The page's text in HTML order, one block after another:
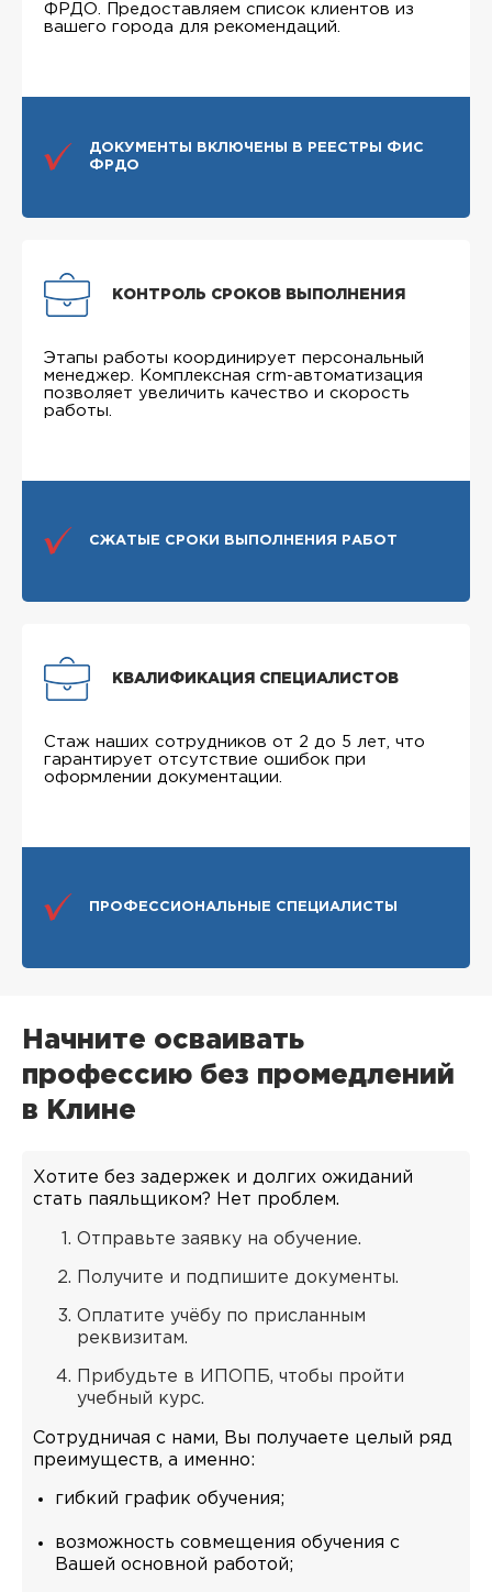
ФРДО. Предоставляем список клиентов из
вашего города для рекомендаций.
ДОКУМЕНТЫ ВКЛЮЧЕНЫ В РЕЕСТРЫ ФИС
ФРДО
КОНТРОЛЬ СРОКОВ ВЫПОЛНЕНИЯ
Этапы работы координирует персональный
менеджер. Комплексная crm-автоматизация
позволяет увеличить качество и скорость
работы.
СЖАТЫЕ СРОКИ ВЫПОЛНЕНИЯ РАБОТ
КВАЛИФИКАЦИЯ СПЕЦИАЛИСТОВ
Стаж наших сотрудников от 2 до 5 лет, что
гарантирует отсутствие ошибок при
оформлении документации.
ПРОФЕССИОНАЛЬНЫЕ СПЕЦИАЛИСТЫ
Начните осваивать
профессию без промедлений
в Клине
Хотите без задержек и долгих ожиданий
стать паяльщиком? Нет проблем.
Отправьте заявку на обучение.
Получите и подпишите документы.
Оплатите учёбу по присланным
реквизитам.
Прибудьте в ИПОПБ, чтобы пройти
учебный курс.
Сотрудничая с нами, Вы получаете целый ряд
преимуществ, а именно:
гибкий график обучения;
возможность совмещения обучения с
Вашей основной работой;